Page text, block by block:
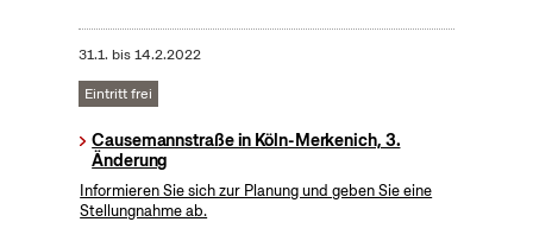
31.1. bis14.2.2022
Eintritt frei
Causemannstraße in Köln-Merkenich, 3.
Änderung
Informieren Sie sich zur Planung und geben Sie eine
Stellungnahme ab.